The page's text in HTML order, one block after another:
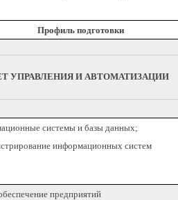
Профиль подготовки
УПРАВЛЕНИЯ И АВТОМАТИЗАЦИИ
системы и базы данных;
информационных систем
предприятий